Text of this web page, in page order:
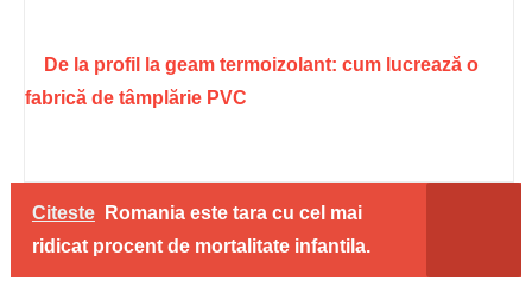
De la profil la geam termoizolant: cum lucrează o
fabrică de tâmplărie PVC
Citeste
Romania este tara cu cel mai
ridicat procent de mortalitate infantila.